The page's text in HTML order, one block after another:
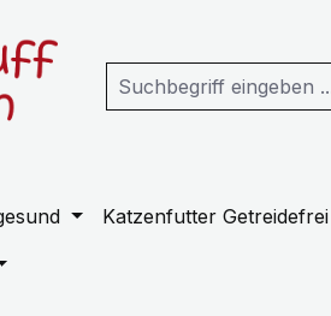
Katzenfutter Getreidefrei